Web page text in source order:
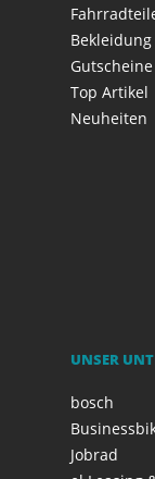
Bekleidung
Gutscheine
Top Artikel
Neuheiten
UNSER
bosch
Jobrad